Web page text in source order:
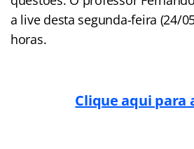
a live desta segunda-feira (24/
horas.
Clique aqui para